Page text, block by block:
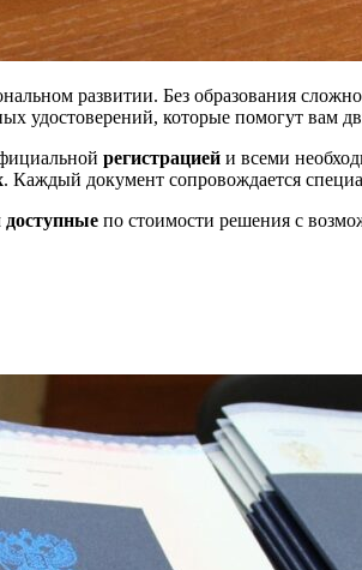
развитии. Без образования
удостоверений, которые помогут вам
регистрацией и всеми
. Каждый документ сопровождается
доступные по стоимости решения с